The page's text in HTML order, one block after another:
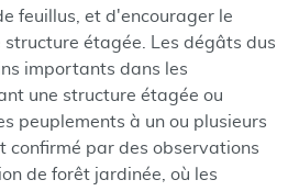
feuillus, et d'encourager le
étagée. Les dégâts dus
importants dans les
une structure étagée ou
peuplements à un ou plusieurs
confirmé par des observations
de forêt jardinée, où les